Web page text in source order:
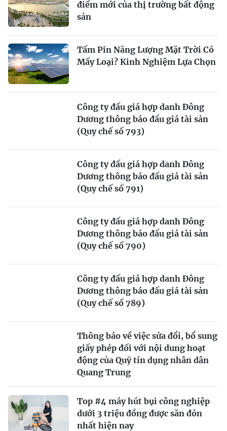
điểm mới của thị trường bất động
sản
Tấm Pin Năng Lượng Mặt Trời Có
Mấy Loại? Kinh Nghiệm Lựa Chọn
Công ty đấu giá hợp danh Đông
Dương thông báo đấu giá tài sản
(Quy chế số 793)
Công ty đấu giá hợp danh Đông
Dương thông báo đấu giá tài sản
(Quy chế số 791)
Công ty đấu giá hợp danh Đông
Dương thông báo đấu giá tài sản
(Quy chế số 790)
Công ty đấu giá hợp danh Đông
Dương thông báo đấu giá tài sản
(Quy chế số 789)
Thông báo về việc sửa đổi, bổ sung
giấy phép đối với nội dung hoạt
động của Quỹ tín dụng nhân dân
Quang Trung
Top #4 máy hút bụi công nghiệp
dưới 3 triệu đồng được săn đón
nhất hiện nay